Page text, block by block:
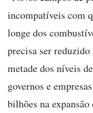
incompatíveis com
longe dos
precisa ser
metade dos níveis
governos e
bilhões na